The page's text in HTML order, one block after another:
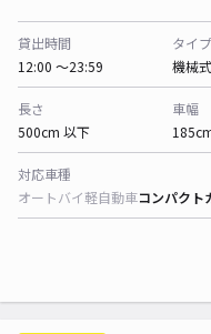
貸出時間
12:00 〜23:59
タイプ
機械
長さ
500cm 以下
車幅
対応車種
オートバイ軽自動車コンパクト